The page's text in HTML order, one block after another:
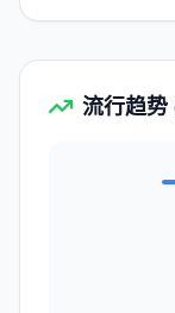
流行趋势